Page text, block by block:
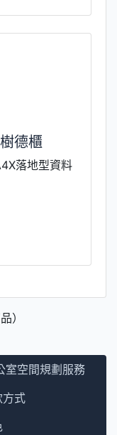
德櫃
落地型資料
）
室空間規劃服務
方式